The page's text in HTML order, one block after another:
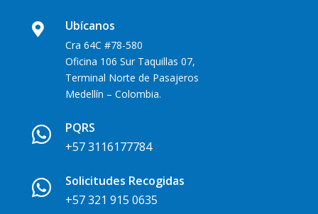
 Ubícanos
Cra 64C #78-580
Oficina 106 Sur Taquillas 07,
Terminal Norte de Pasajeros
Medellín – Colombia.

PQRS
+57 3116177784

Solicitudes Recogidas
+57 321 915 0635